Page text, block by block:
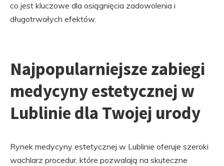
co jest kluczowe dla osiągnięcia zadowolenia i
długotrwałych efektów.
Najpopularniejsze zabiegi
medycyny estetycznej w
Lublinie dla Twojej urody
Rynek medycyny estetycznej w Lublinie oferuje szeroki
wachlarz procedur, które pozwalają na skuteczne